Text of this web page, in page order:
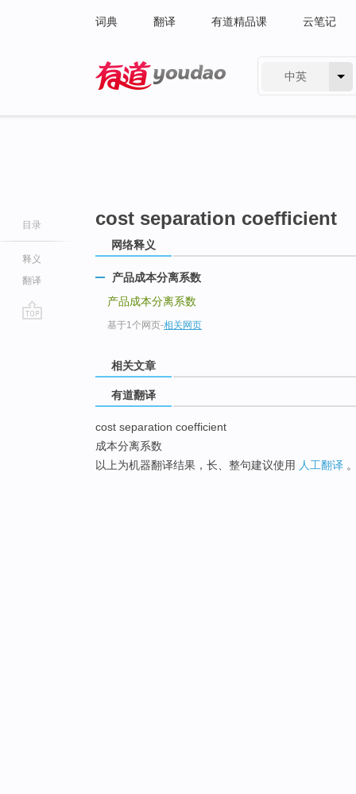
词典 翻译 有道精品课 云笔记
中英
目录
释义
翻译
cost separation coefficient
网络释义
产品成本分离系数
产品成本分离系数
基于1个网页-相关网页
相关文章
有道翻译
cost separation coefficient
成本分离系数
以上为机器翻译结果，长、整句建议使用 人工翻译